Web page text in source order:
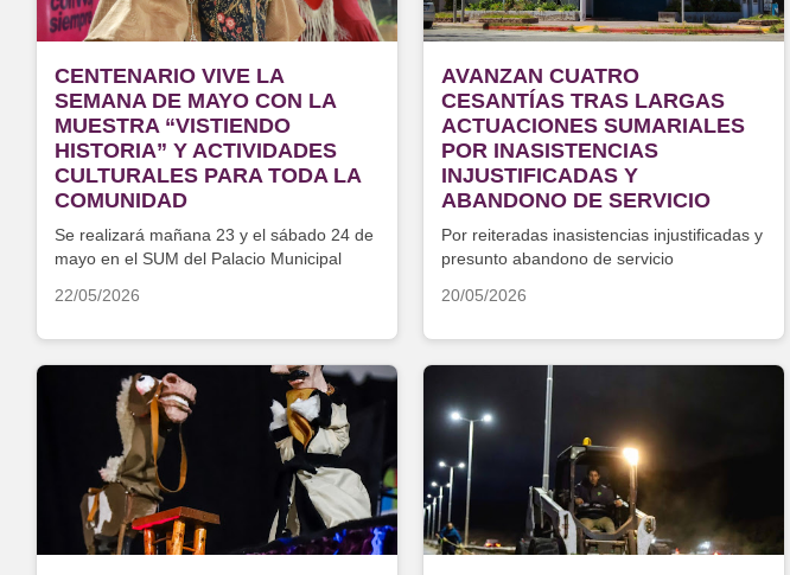
CENTENARIO VIVE LA
SEMANA DE MAYO CON LA
MUESTRA “VISTIENDO
HISTORIA” Y ACTIVIDADES
CULTURALES PARA TODA LA
COMUNIDAD
Se realizará mañana 23 y el sábado 24 de
mayo en el SUM del Palacio Municipal
22/05/2026
AVANZAN CUATRO
CESANTÍAS TRAS LARGAS
ACTUACIONES SUMARIALES
POR INASISTENCIAS
INJUSTIFICADAS Y
ABANDONO DE SERVICIO
Por reiteradas inasistencias injustificadas y
presunto abandono de servicio
20/05/2026